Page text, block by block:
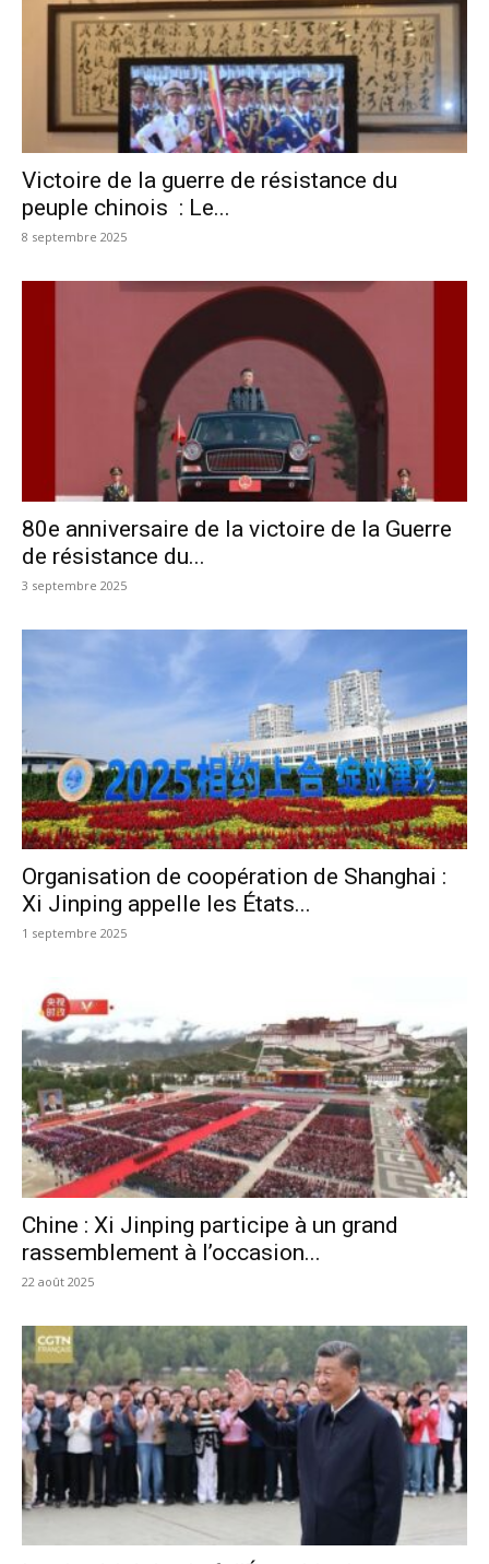
Victoire de la guerre de résistance du
peuple chinois : Le...
8 septembre 2025
80e anniversaire de la victoire de la Guerre
de résistance du...
3 septembre 2025
Organisation de coopération de Shanghai :
Xi Jinping appelle les États...
1 septembre 2025
Chine : Xi Jinping participe à un grand
rassemblement à l’occasion...
22 août 2025